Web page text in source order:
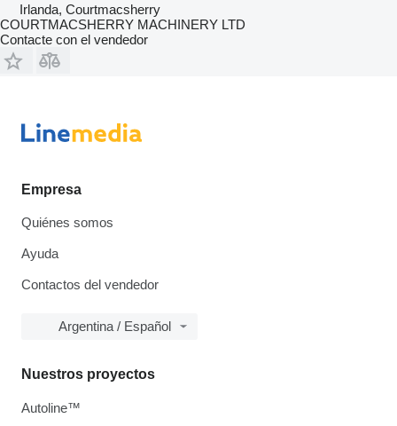
Irlanda, Courtmacsherry
COURTMACSHERRY MACHINERY LTD
Contacte con el vendedor
Empresa
Quiénes somos
Ayuda
Contactos del vendedor
Argentina / Español
Nuestros proyectos
Autoline™